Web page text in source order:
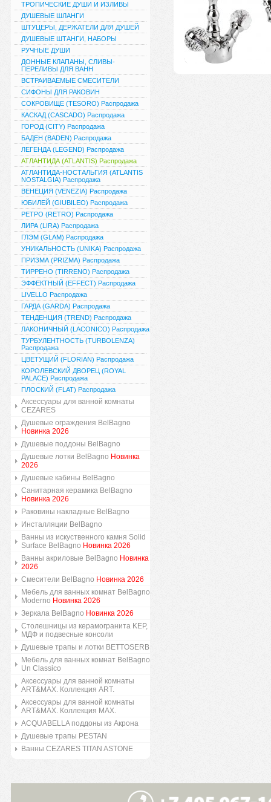
ТРОПИЧЕСКИЕ ДУШИ И ИЗЛИВЫ
ДУШЕВЫЕ ШЛАНГИ
ШТУЦЕРЫ, ДЕРЖАТЕЛИ ДЛЯ ДУШЕЙ
ДУШЕВЫЕ ШТАНГИ, НАБОРЫ
РУЧНЫЕ ДУШИ
ДОННЫЕ КЛАПАНЫ, СЛИВЫ-
ПЕРЕЛИВЫ ДЛЯ ВАНН
ВСТРАИВАЕМЫЕ СМЕСИТЕЛИ
СИФОНЫ ДЛЯ РАКОВИН
СОКРОВИЩЕ (TESORO) Распродажа
КАСКАД (CASCADO) Распродажа
ГОРОД (CITY) Распродажа
БАДЕН (BADEN) Распродажа
ЛЕГЕНДА (LEGEND) Распродажа
АТЛАНТИДА (ATLANTIS) Распродажа
АТЛАНТИДА-НОСТАЛЬГИЯ (ATLANTIS
NOSTALGIA) Распродажа
ВЕНЕЦИЯ (VENEZIA) Распродажа
ЮБИЛЕЙ (GIUBILEO) Распродажа
РЕТРО (RETRO) Распродажа
ЛИРА (LIRA) Распродажа
ГЛЭМ (GLAM) Распродажа
УНИКАЛЬНОСТЬ (UNIKA) Распродажа
ПРИЗМА (PRIZMA) Распродажа
ТИРРЕНО (TIRRENO) Распродажа
ЭФФЕКТНЫЙ (EFFECT) Распродажа
LIVELLO Распродажа
ГАРДА (GARDA) Распродажа
ТЕНДЕНЦИЯ (TREND) Распродажа
ЛАКОНИЧНЫЙ (LACONICO) Распродажа
ТУРБУЛЕНТНОСТЬ (TURBOLENZA)
Распродажа
ЦВЕТУЩИЙ (FLORIAN) Распродажа
КОРОЛЕВСКИЙ ДВОРЕЦ (ROYAL
PALACE) Распродажа
ПЛОСКИЙ (FLAT) Распродажа
Аксессуары для ванной комнаты
CEZARES
Душевые ограждения BelBagno
Новинка 2026
Душевые поддоны BelBagno
Душевые лотки BelBagno Новинка
2026
Душевые кабины BelBagno
Санитарная керамика BelBagno
Новинка 2026
Раковины накладные BelBagno
Инсталляции BelBagno
Ванны из искуственного камня Solid
Surface BelBagno Новинка 2026
Ванны акриловые BelBagno Новинка
2026
Смесители BelBagno Новинка 2026
Мебель для ванных комнат BelBagno
Moderno Новинка 2026
Зеркала BelBagno Новинка 2026
Столешницы из керамогранита KEP,
МДФ и подвесные консоли
Душевые трапы и лотки BETTOSERB
Мебель для ванных комнат BelBagno
Un Classico
Аксессуары для ванной комнаты
ART&MAX. Коллекция ART.
Аксессуары для ванной комнаты
ART&MAX. Коллекция MAX.
ACQUABELLA поддоны из Акрона
Душевые трапы PESTAN
Ванны CEZARES TITAN ASTONE